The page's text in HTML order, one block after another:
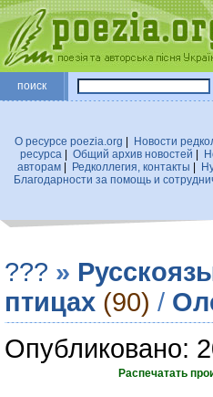
поиск
О ресурсе poezia.org
Новости
ресурса
Общий архив новостей
авторам| Редколлегия, контакты
Благодарности за помощь и
??? »
птицах (90) /
Опубликовано:
Распечатать